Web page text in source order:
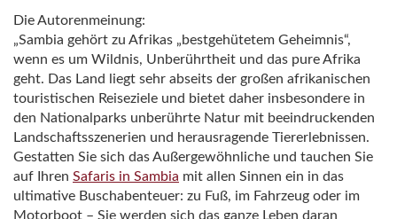
Die Autorenmeinung:
„Sambia gehört zu Afrikas „bestgehütetem Geheimnis“,
wenn es um Wildnis, Unberührtheit und das pure Afrika
geht. Das Land liegt sehr abseits der großen afrikanischen
touristischen Reiseziele und bietet daher insbesondere in
den Nationalparks unberührte Natur mit beeindruckenden
Landschaftsszenerien und herausragende Tiererlebnissen.
Gestatten Sie sich das Außergewöhnliche und tauchen Sie
auf Ihren Safaris in Sambia mit allen Sinnen ein in das
ultimative Buschabenteuer: zu Fuß, im Fahrzeug oder im
Motorboot – Sie werden sich das ganze Leben daran